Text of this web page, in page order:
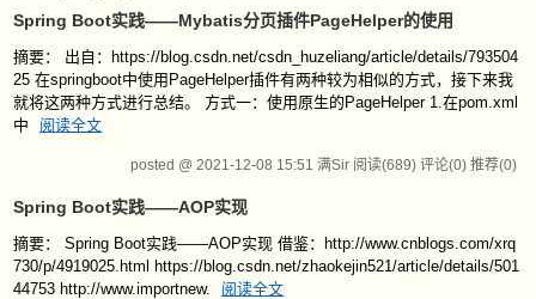
Spring Boot实践——Mybatis分页插件PageHelper的使用
摘要： 出自：https://blog.csdn.net/csdn_huzeliang/article/details/793504
25 在springboot中使用PageHelper插件有两种较为相似的方式，接下来我
就将这两种方式进行总结。 方式一：使用原生的PageHelper 1.在pom.xml
中
阅读全文
posted @ 2021-12-08 15:51 满Sir 阅读(689) 评论(0) 推荐(0)
Spring Boot实践——AOP实现
摘要： Spring Boot实践——AOP实现 借鉴：http://www.cnblogs.com/xrq
730/p/4919025.html https://blog.csdn.net/zhaokejin521/article/details/501
44753 http://www.importnew.
阅读全文